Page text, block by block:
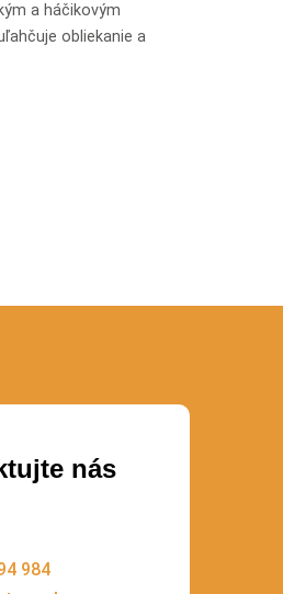
a háčikovým
obliekanie a
nás
984